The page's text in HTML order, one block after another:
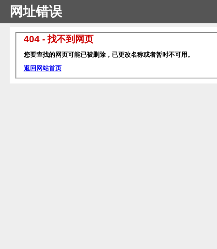
网址错误
404 - 找不到网页
您要查找的网页可能已被删除，已更改名称或者暂时不可用。
返回网站首页